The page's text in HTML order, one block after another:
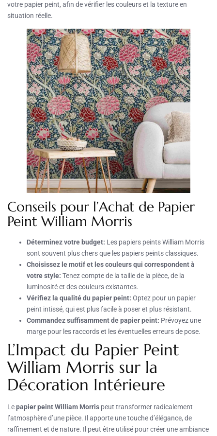
votre papier peint, afin de vérifier les couleurs et la texture en
situation réelle.
Conseils pour l’Achat de Papier
Peint William Morris
Déterminez votre budget: Les papiers peints William Morris
sont souvent plus chers que les papiers peints classiques.
Choisissez le motif et les couleurs qui correspondent à
votre style: Tenez compte de la taille de la pièce, de la
luminosité et des couleurs existantes.
Vérifiez la qualité du papier peint: Optez pour un papier
peint intissé, qui est plus facile à poser et plus résistant.
Commandez suffisamment de papier peint: Prévoyez une
marge pour les raccords et les éventuelles erreurs de pose.
L’Impact du Papier Peint
William Morris sur la
Décoration Intérieure
Lepapier peint William Morris peut transformer radicalement
l’atmosphère d’une pièce. Il apporte une touche d’élégance, de
raffinement et de nature. Il peut être utilisé pour créer une ambiance